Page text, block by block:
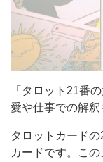
「タロット21番
愛や仕事での解釈
タロットカード
カードです。こ